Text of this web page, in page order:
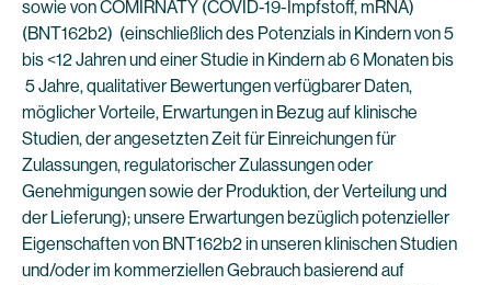
sowie von COMIRNATY (COVID-19-Impfstoff, mRNA)
(BNT162b2) (einschließlich des Potenzials in Kindern von 5
bis <12 Jahren und einer Studie in Kindern ab 6 Monaten bis
5 Jahre, qualitativer Bewertungen verfügbarer Daten,
möglicher Vorteile, Erwartungen in Bezug auf klinische
Studien, der angesetzten Zeit für Einreichungen für
Zulassungen, regulatorischer Zulassungen oder
Genehmigungen sowie der Produktion, der Verteilung und
der Lieferung); unsere Erwartungen bezüglich potenzieller
Eigenschaften von BNT162b2 in unseren klinischen Studien
und/oder im kommerziellen Gebrauch basierend auf